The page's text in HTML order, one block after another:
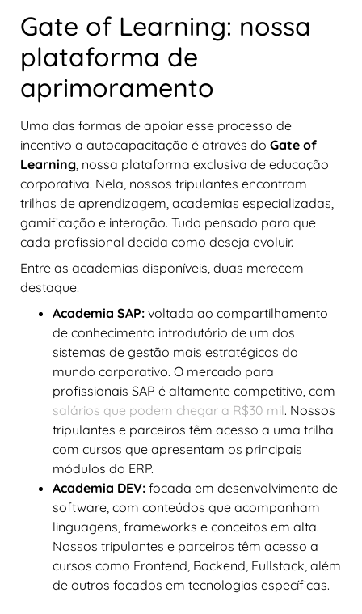
Gate of Learning: nossa
plataforma de
aprimoramento
Uma das formas de apoiar esse processo de
incentivo a autocapacitação é através do Gate of
Learning , nossa plataforma exclusiva de educação
corporativa. Nela, nossos tripulantes encontram
trilhas de aprendizagem, academias especializadas,
gamificação e interação. Tudo pensado para que
cada profissional decida como deseja evoluir.
Entre as academias disponíveis, duas merecem
destaque:
Academia SAP: voltada ao compartilhamento
de conhecimento introdutório de um dos
sistemas de gestão mais estratégicos do
mundo corporativo. O mercado para
profissionais SAP é altamente competitivo, com
salários que podem chegar a R$30 mil. Nossos
tripulantes e parceiros têm acesso a uma trilha
com cursos que apresentam os principais
módulos do ERP.
Academia DEV: focada em desenvolvimento de
software, com conteúdos que acompanham
linguagens, frameworks e conceitos em alta.
Nossos tripulantes e parceiros têm acesso a
cursos como Frontend, Backend, Fullstack, além
de outros focados em tecnologias específicas.